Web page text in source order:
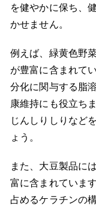
を健やかに保ち、
かせません。
例えば、緑黄色野
が豊富に含まれて
分化に関与する脂
康維持にも役立ち
じんしりしりなど
ょう。
また、大豆製品に
富に含まれていま
占めるケラチンの